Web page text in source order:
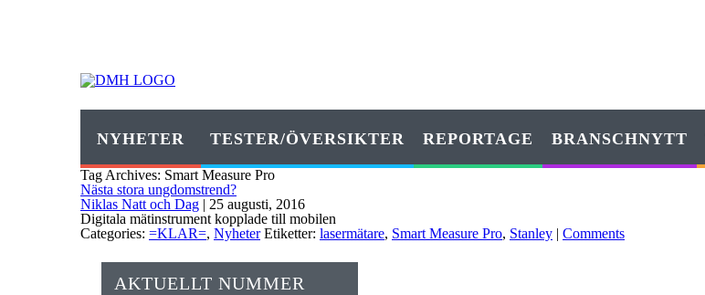
NYHETER TESTER/ÖVERSIKTER REPORTAGE BRANSCHNYTT
Tag Archives: Smart Measure Pro
Nästa stora ungdomstrend?
Niklas Natt och Dag | 25 augusti, 2016
Digitala mätinstrument kopplade till mobilen
Categories: =KLAR=, Nyheter Etiketter: lasermätare, Smart Measure Pro, Stanley | Comments
AKTUELLT NUMMER